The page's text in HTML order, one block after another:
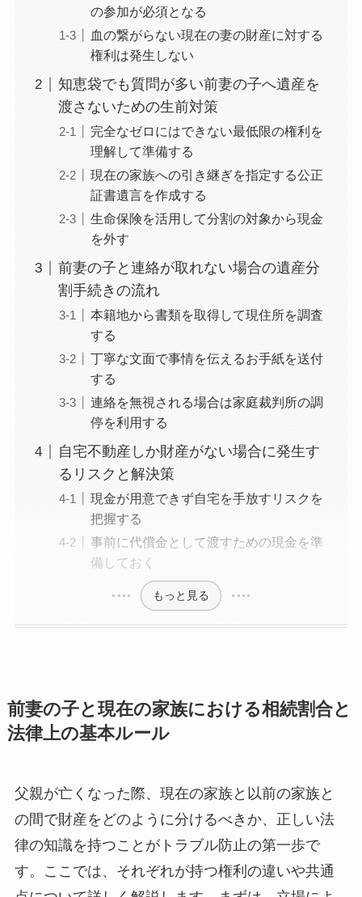
の参加が必須となる
血の繋がらない現在の妻の財産に対する
権利は発生しない
知恵袋でも質問が多い前妻の子へ遺産を
渡さないための生前対策
完全なゼロにはできない最低限の権利を
理解して準備する
現在の家族への引き継ぎを指定する公正
証書遺言を作成する
生命保険を活用して分割の対象から現金
を外す
前妻の子と連絡が取れない場合の遺産分
割手続きの流れ
本籍地から書類を取得して現住所を調査
する
丁寧な文面で事情を伝えるお手紙を送付
する
連絡を無視される場合は家庭裁判所の調
停を利用する
自宅不動産しか財産がない場合に発生す
るリスクと解決策
現金が用意できず自宅を手放すリスクを
把握する
事前に代償金として渡すための現金を準
備しておく
もっと見る
前妻の子と現在の家族における相続割合と
法律上の基本ルール
父親が亡くなった際、現在の家族と以前の家族と
の間で財産をどのように分けるべきか、正しい法
律の知識を持つことがトラブル防止の第一歩で
す。ここでは、それぞれが持つ権利の違いや共通